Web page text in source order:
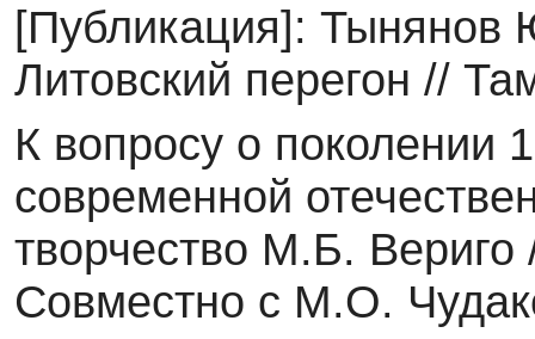
[Публикация]: Тынянов
Литовский перегон //
К вопросу о поколении
современной
творчество М.Б.
Совместно с М.О.